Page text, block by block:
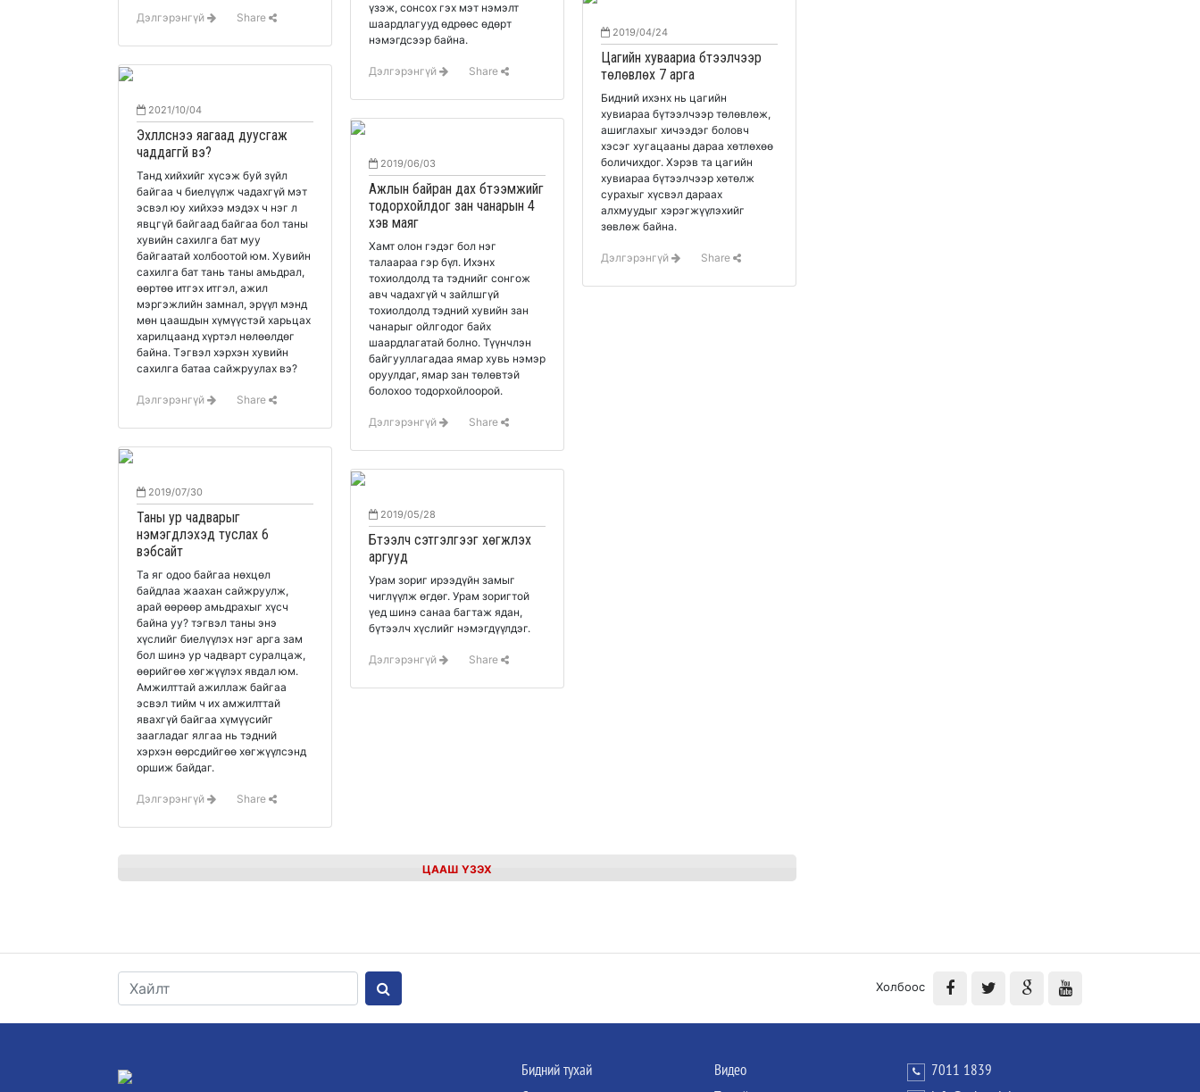
Дэлгэрэнгүй Share
2021/10/04
Эхлүүлснээ яагаад дуусгаж
чаддаггүй вэ?
Танд хийхийг хүсэж буй зүйл
байгаа ч биелүүлж чадахгүй мэт
эсвэл юу хийхээ мэдэх ч нэг л
явцгүй байгаад байгаа бол таны
хувийн сахилга бат муу
байгаатай холбоотой юм. Хувийн
сахилга бат тань таны амьдрал,
өөртөө итгэх итгэл, ажил
мэргэжлийн замнал, эрүүл мэнд
мөн цаашдын хүмүүстэй харьцах
харилцаанд хүртэл нөлөөлдөг
байна. Тэгвэл хэрхэн хувийн
сахилга батаа сайжруулах вэ?
Дэлгэрэнгүй Share
2019/07/30
Таны ур чадварыг
нэмэгдүүлэхэд туслах 6
вэбсайт
Та яг одоо байгаа нөхцөл
байдлаа жаахан сайжруулж,
арай өөрөөр амьдрахыг хүсч
байна уу? тэгвэл таны энэ
хүслийг биелүүлэх нэг арга зам
бол шинэ ур чадварт суралцаж,
өөрийгөө хөгжүүлэх явдал юм.
Амжилттай ажиллаж байгаа
эсвэл тийм ч их амжилттай
явахгүй байгаа хүмүүсийг
заагладаг ялгаа нь тэдний
хэрхэн өөрсдийгөө хөгжүүлсэнд
оршиж байдаг.
Дэлгэрэнгүй Share
үзэж, сонсох гэх мэт нэмэлт
шаардлагууд өдрөөс өдөрт
нэмэгдсээр байна.
Дэлгэрэнгүй Share
2019/06/03
Ажлын байран дах бүтээмжийг
тодорхойлдог зан чанарын 4
хэв маяг
Хамт олон гэдэг бол нэг
талаараа гэр бүл. Ихэнх
тохиолдолд та тэднийг сонгож
авч чадахгүй ч зайлшгүй
тохиолдолд тэдний хувийн зан
чанарыг ойлгодог байх
шаардлагатай болно. Түүнчлэн
байгууллагадаа ямар хувь нэмэр
оруулдаг, ямар зан төлөвтэй
болохоо тодорхойлоорой.
Дэлгэрэнгүй Share
2019/05/28
Бүтээлч сэтгэлгээг хөгжүүлэх
аргууд
Урам зориг ирээдүйн замыг
чиглүүлж өгдөг. Урам зоригтой
үед шинэ санаа багтаж ядан,
бүтээлч хүслийг нэмэгдүүлдэг.
Дэлгэрэнгүй Share
2019/04/24
Цагийн хуваариа бүтээлчээр
төлөвлөх 7 арга
Бидний ихэнх нь цагийн
хувиараа бүтээлчээр төлөвлөж,
ашиглахыг хичээдэг боловч
хэсэг хугацааны дараа хөтлөхөө
боличихдог. Хэрэв та цагийн
хувиараа бүтээлчээр хөтөлж
сурахыг хүсвэл дараах
алхмуудыг хэрэгжүүлэхийг
зөвлөж байна.
Дэлгэрэнгүй Share
ЦААШ ҮЗЭХ
Холбоос
Бидний тухай
Видео
7011 1839